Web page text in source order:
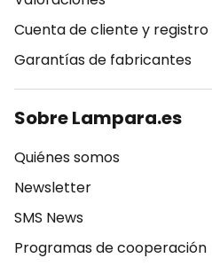
Cuenta de cliente y registro
Garantías de fabricantes
Sobre Lampara.es
Quiénes somos
Newsletter
SMS News
Programas de cooperación